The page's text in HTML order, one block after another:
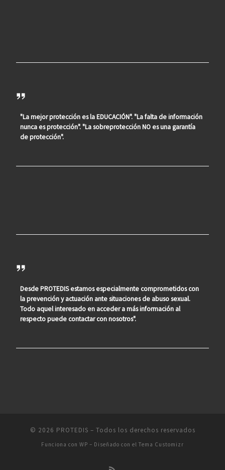
"La mejor protección es la EDUCACIÓN". "La falta de información
nunca es protección". "La sobreprotección NO es una garantía
de protección".
Desde PROTEDIS estamos especialmente comprometidos con
la prevención y actuación ante situaciones de abuso sexual.
Todo aquel interesado en acceder a más información al
respecto puede contactar con nosotros".
© 2026 PROTEDIS – Todos los derechos reservados
Funciona con WP – Diseñado con el Tema Customizr